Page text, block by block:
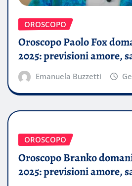
OROSCOPO
Oroscopo Paolo Fox
2025: previsioni amore,
Emanuela Buzzetti
OROSCOPO
Oroscopo Branko
2025: previsioni amore,